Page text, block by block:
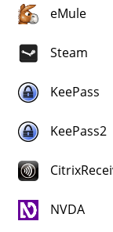
eMule
Steam
KeePass
KeePass2
NVDA